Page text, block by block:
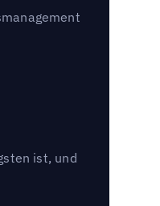
ist, und